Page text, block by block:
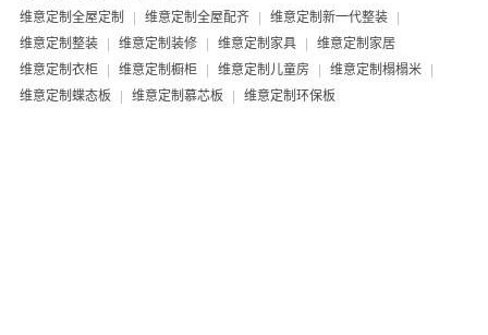
维意定制全屋定制
| 维意定制全屋配齐 | 维意定制新一代整装
|
维意定制整装
| 维意定制装修 | 维意定制家具 |
维意定制家居
维意定制衣柜
| 维意定制橱柜 | 维意定制儿童房 | 维意定制榻榻米
|
维意定制蝶态板
| 维意定制慕芯板 | 维意定制环保板